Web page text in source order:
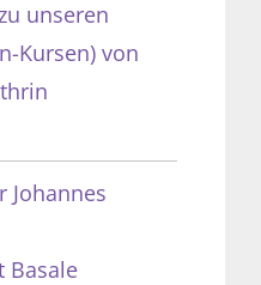
unseren
Kursen) von
Johannes
Basale